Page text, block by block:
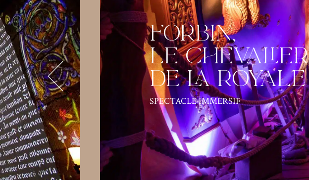
Forbin,
le chevalier
de la Royale
SPECTACLE IMMERSIF